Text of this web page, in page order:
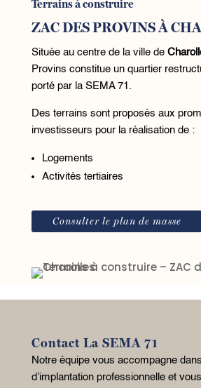
Terrains à construire
ZAC DES PROVINS À
Située au centre de la ville de
Provins constitue un quartier
porté par la SEMA 71.
Des terrains sont proposés aux
investisseurs pour la réalisation de :
Logements
Activités tertiaires
Consulter le plan de masse
Contact La SEMA 71
Notre équipe vous accompagne
d’implantation professionnelle et